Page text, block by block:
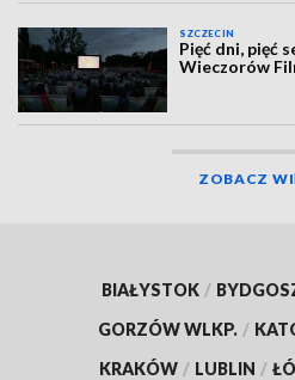
SZCZECIN
Pięć dni, pięć
Wieczorów
ZOBACZ
BIAŁYSTOK /
GORZÓW WLKP. /
KRAKÓW / LUBLIN /